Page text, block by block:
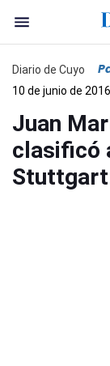
Diario de Cuyo
10 de junio de
Juan
clasificó
Stuttgart